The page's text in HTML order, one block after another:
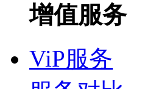
增值服务
ViP服务